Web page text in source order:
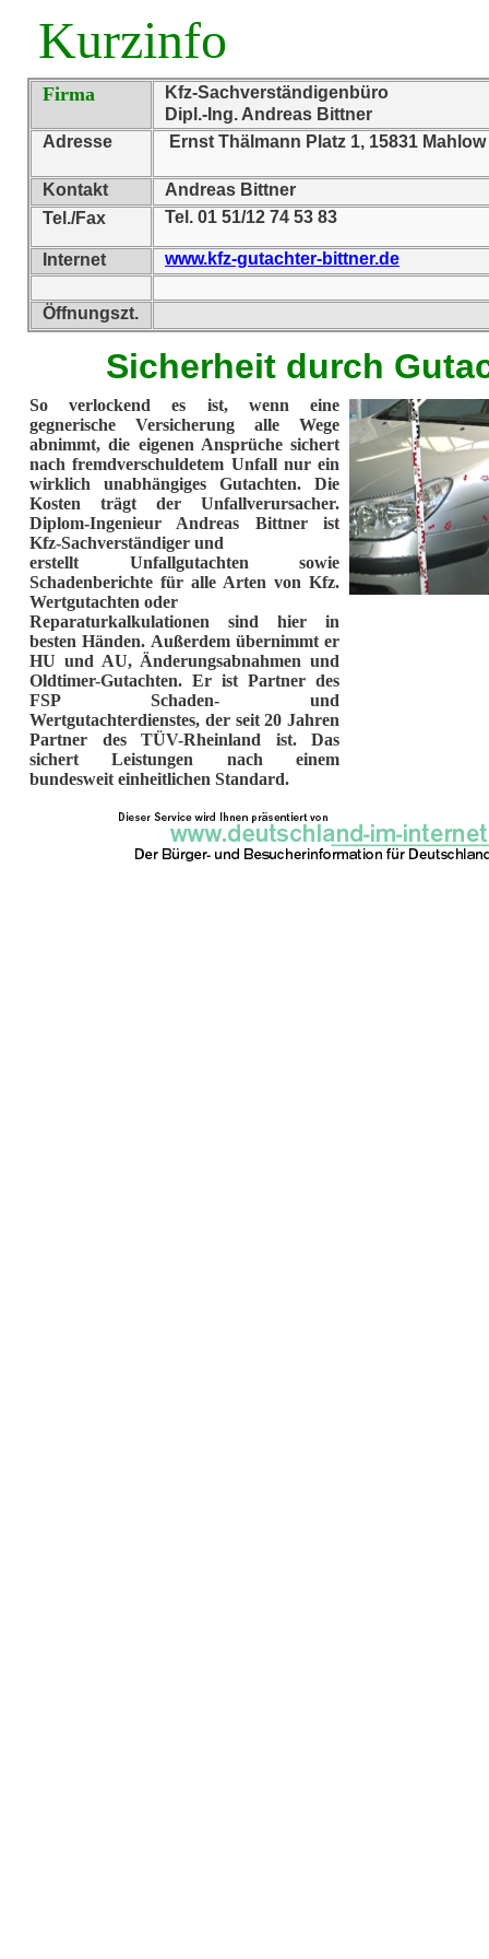
Kurzinfo
Firma
Kfz-Sachverständigenbüro
Dipl.-Ing. Andreas Bittner
Adresse
Ernst Thälmann Platz 1, 15831
Kontakt
Andreas Bittner
Tel./Fax
Tel. 01 51/12 74 53 83
Internet www.kfz-gutachter-bittner.de
Öffnungszt.
Sicherheit durch
So verlockend es ist, wenn eine
gegnerische Versicherung alle Wege
abnimmt, die eigenen Ansprüche sichert
nach fremdverschuldetem Unfall nur ein
wirklich unabhängiges Gutachten. Die
Kosten trägt der Unfallverursacher.
Diplom-Ingenieur Andreas Bittner ist
Kfz-Sachverständiger und
erstellt Unfallgutachten sowie
Schadenberichte für alle Arten von Kfz.
Wertgutachten oder
Reparaturkalkulationen sind hier in
besten Händen. Außerdem übernimmt er
HU und AU, Änderungsabnahmen und
Oldtimer-Gutachten. Er ist Partner des
FSP Schaden- und
Wertgutachterdienstes, der seit 20 Jahren
Partner des TÜV-Rheinland ist. Das
sichert Leistungen nach einem
bundesweit einheitlichen Standard.